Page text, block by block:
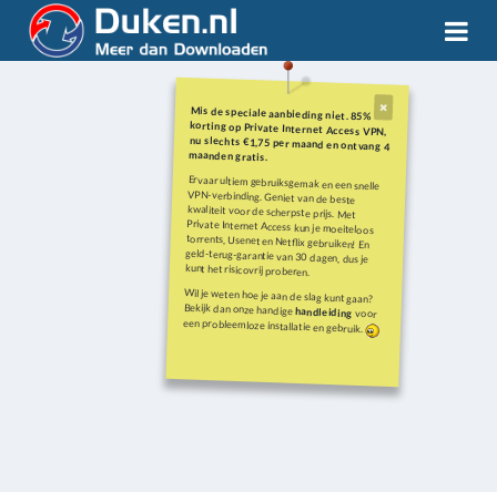
Mis de speciale aanbieding niet. 85%
korting op Private Internet Access VPN,
nu slechts €1,75 per maand en ontvang 4
maanden gratis.
Ervaar ultiem gebruiksgemak en een snelle
VPN-verbinding. Geniet van de beste
kwaliteit voor de scherpste prijs. Met
Private Internet Access kun je moeiteloos
torrents, Usenet en Netflix gebruiken! En
geld-terug-garantie van 30 dagen, dus je
kunt het risicovrij proberen.
Wil je weten hoe je aan de slag kunt gaan?
Bekijk dan onze handigehandleiding voor
een probleemloze installatie en gebruik.